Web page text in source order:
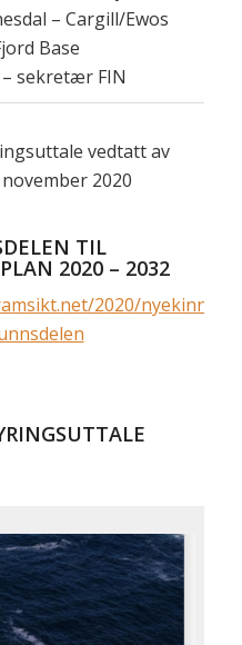
– Cargill/Ewos
Base
sekretær FIN
vedtatt av
2020
TIL
2020 – 2032
2020/nyekinn/